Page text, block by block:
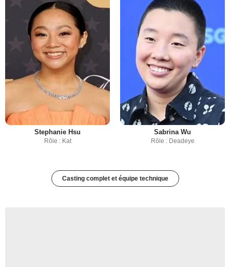
Stephanie Hsu
Rôle : Kat
Sabrina Wu
Rôle : Deadeye
Casting complet et équipe technique